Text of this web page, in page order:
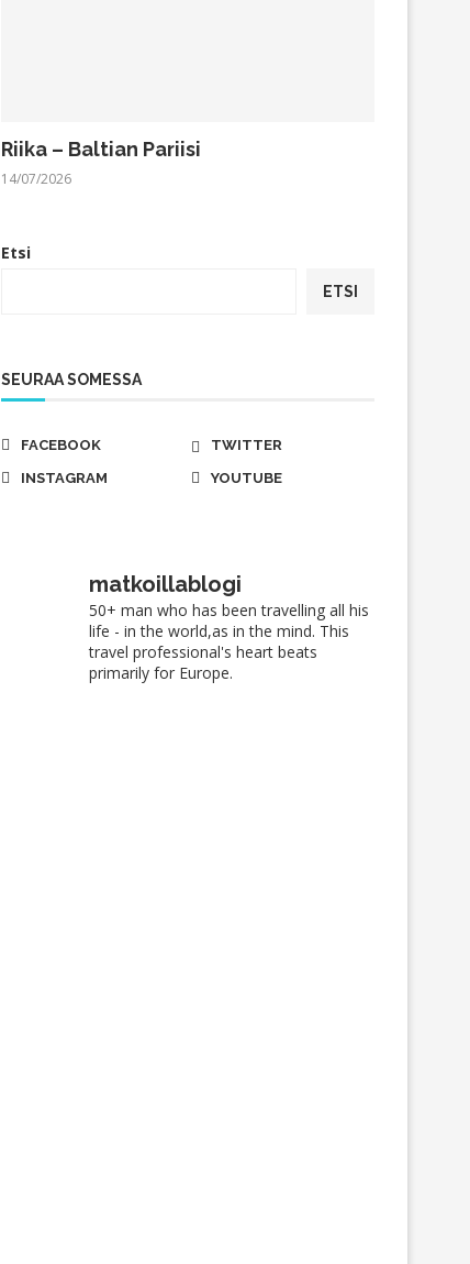
Riika – Baltian Pariisi
14/07/2026
Etsi
ETSI
SEURAA SOMESSA
FACEBOOK
TWITTER
INSTAGRAM
YOUTUBE
matkoillablogi
50+ man who has been travelling all his
life - in the world,as in the mind. This
travel professional's heart beats
primarily for Europe.